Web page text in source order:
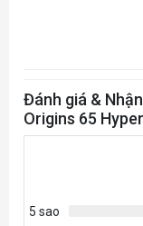
Đánh giá &
Origins 65
5 sao